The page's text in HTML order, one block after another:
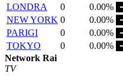
LONDRA
0
0.00%
NEW YORK 0
0.00%
PARIGI
0
0.00%
TOKYO
0
0.00%
Network Rai
TV